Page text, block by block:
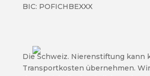
BIC: POFICHBEXXX
Die Schweiz. Nierenstiftung kann
Transportkosten übernehmen.